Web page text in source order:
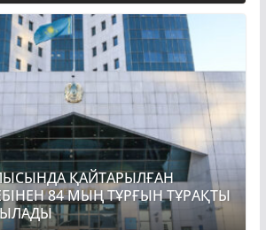
ҚАЙТАРЫЛҒАН
84 МЫҢ ТҰРҒЫН ТҰРАҚТЫ